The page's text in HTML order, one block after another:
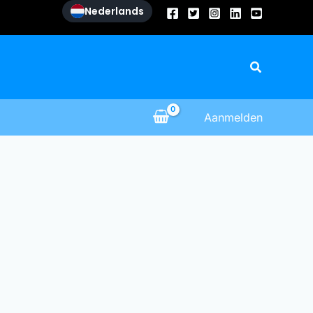
Nederlands
Zoeken
Aanmelden